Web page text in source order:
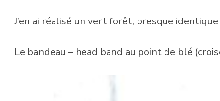
J’en ai réalisé un vert forêt, presque
Le bandeau – head band au point de blé